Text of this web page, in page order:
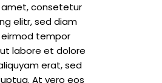
consetetur
elitr, sed diam
tempor
labore et dolore
erat, sed
At vero eos